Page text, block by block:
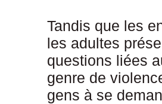
Tandis que les
les adultes
questions liées
genre de
gens à se